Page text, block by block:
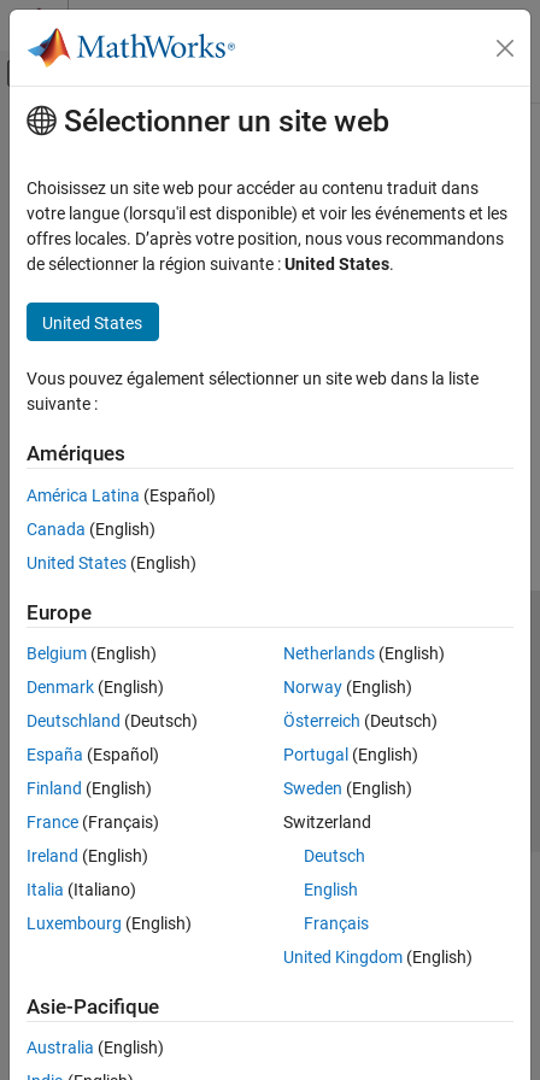
Passer au contenu
Activer/désactiver l'affichage du menu
Accueil de la documentation
Contenu principal
How useful was this information?
Sélectionner un site web
Choisissez un site web pour accéder au contenu traduit dans
votre langue (lorsqu'il est disponible) et voir les événements et les
offres locales. D’après votre position, nous vous recommandons
de sélectionner la région suivante :United States.
United States
Vous pouvez également sélectionner un site web dans la liste
suivante :
Amériques
América Latina (Español)
Canada (English)
United States (English)
Europe
Belgium (English)
Denmark (English)
Deutschland (Deutsch)
España (Español)
Finland (English)
France (Français)
Ireland (English)
Italia (Italiano)
Luxembourg (English)
Netherlands(English)
Norway(English)
Österreich (Deutsch)
Portugal (English)
Sweden (English)
Switzerland
Deutsch
English
Français
United Kingdom(English)
Asie-Pacifique
Australia (English)
Lutte anti-piratage
Contacts locaux
© 1994-2026 The MathWorks, Inc.